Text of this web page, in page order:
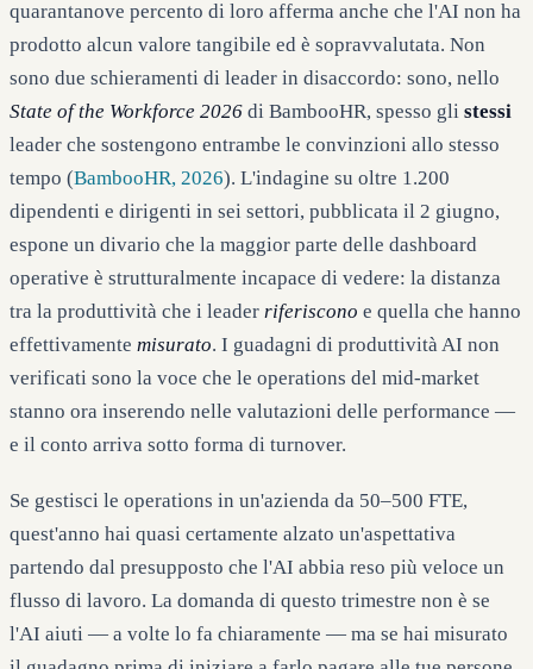
quarantanove percento di loro afferma anche che l'AI non ha
prodotto alcun valore tangibile ed è sopravvalutata. Non
sono due schieramenti di leader in disaccordo: sono, nello
State of the Workforce 2026 di BambooHR, spesso gli stessi
leader che sostengono entrambe le convinzioni allo stesso
tempo (BambooHR, 2026). L'indagine su oltre 1.200
dipendenti e dirigenti in sei settori, pubblicata il 2 giugno,
espone un divario che la maggior parte delle dashboard
operative è strutturalmente incapace di vedere: la distanza
tra la produttività che i leader riferiscono e quella che hanno
effettivamente misurato. I guadagni di produttività AI non
verificati sono la voce che le operations del mid-market
stanno ora inserendo nelle valutazioni delle performance —
e il conto arriva sotto forma di turnover.
Se gestisci le operations in un'azienda da 50–500 FTE,
quest'anno hai quasi certamente alzato un'aspettativa
partendo dal presupposto che l'AI abbia reso più veloce un
flusso di lavoro. La domanda di questo trimestre non è se
l'AI aiuti — a volte lo fa chiaramente — ma se hai misurato